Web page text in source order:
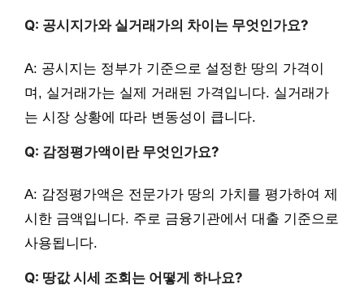
Q: 공시지가와 실거래가의 차이는 무엇인가요?
A: 공시지는 정부가 기준으로 설정한 땅의 가격이
며, 실거래가는 실제 거래된 가격입니다. 실거래가
는 시장 상황에 따라 변동성이 큽니다.
Q: 감정평가액이란 무엇인가요?
A: 감정평가액은 전문가가 땅의 가치를 평가하여 제
시한 금액입니다. 주로 금융기관에서 대출 기준으로
사용됩니다.
Q: 땅값 시세 조회는 어떻게 하나요?